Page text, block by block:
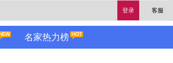
登录 客服
名家热力榜